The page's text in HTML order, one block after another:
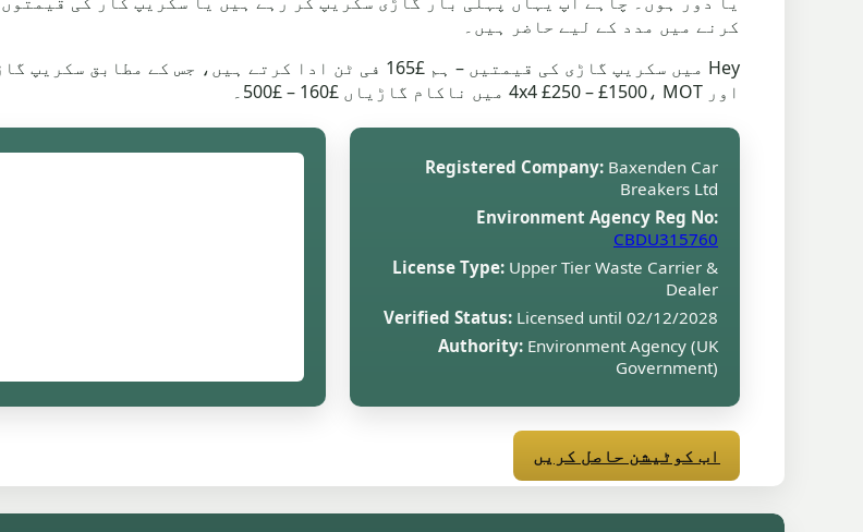
کرنے میں مدد کے لیے حاضر ہیں۔
اور 4x4 £250 – £1500، MOT میں ناکام گاڑیاں £160 – £500۔
Registered Company: Baxenden Car
Breakers Ltd
Environment Agency Reg No:
CBDU315760
License Type: Upper Tier Waste Carrier &
Dealer
Verified Status: Licensed until 02/12/2028
Authority: Environment Agency (UK
Government)
اب کوٹیشن حاصل کریں